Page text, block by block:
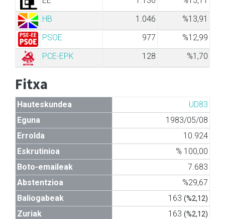
HB
1.046
%13,91
PSOE
977
%12,99
PCE-EPK
128 %1,70
Fitxa
Hauteskundea
UD83
Eguna
1983/05/08
Errolda
10.924
Eskrutinioa
% 100,00
Boto-emaileak
7.683
Abstentzioa
%29,67
Baliogabeak
163 (%2,12)
Zuriak 163 (%2,12)